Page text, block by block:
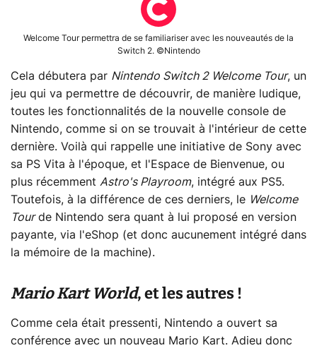
Welcome Tour permettra de se familiariser avec les nouveautés de la
Switch 2. ©Nintendo
Cela débutera par Nintendo Switch 2 Welcome Tour, un
jeu qui va permettre de découvrir, de manière ludique,
toutes les fonctionnalités de la nouvelle console de
Nintendo, comme si on se trouvait à l'intérieur de cette
dernière. Voilà qui rappelle une initiative de Sony avec
sa PS Vita à l'époque, et l'Espace de Bienvenue, ou
plus récemment Astro's Playroom, intégré aux PS5.
Toutefois, à la différence de ces derniers, le Welcome
Tourde Nintendo sera quant à lui proposé en version
payante, via l'eShop (et donc aucunement intégré dans
la mémoire de la machine).
Mario Kart World, et les autres !
Comme cela était pressenti, Nintendo a ouvert sa
conférence avec un nouveau Mario Kart. Adieu donc